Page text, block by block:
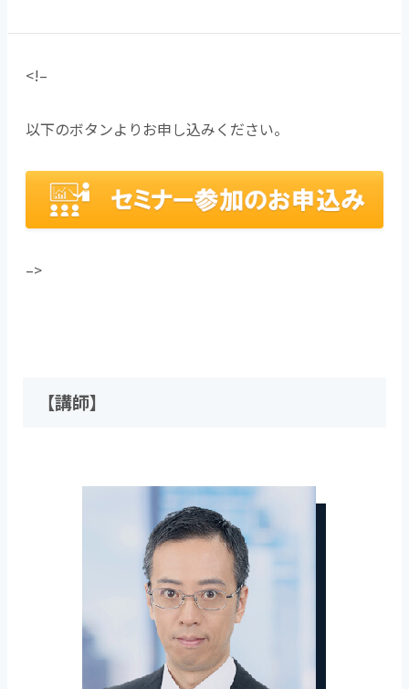
<!–
以下のボタンよりお申し込みください。
–>
【講師】